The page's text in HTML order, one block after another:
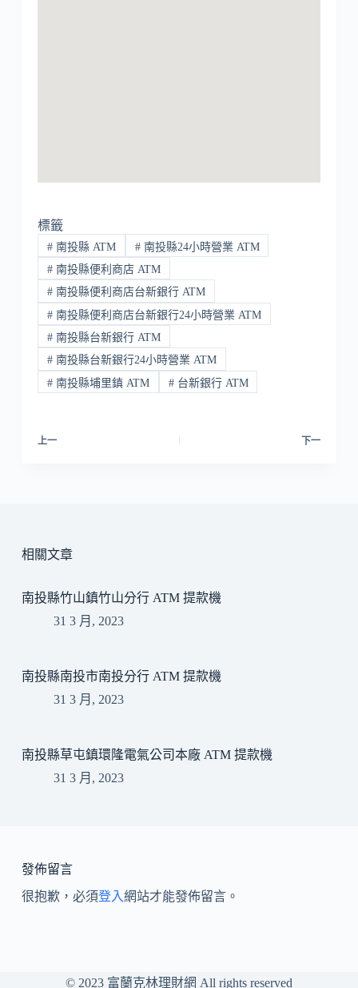
標籤
#南投縣 ATM #南投縣24小時營業 ATM
#南投縣便利商店 ATM
#南投縣便利商店台新銀行 ATM
#南投縣便利商店台新銀行24小時營業 ATM
#南投縣台新銀行 ATM
#南投縣台新銀行24小時營業 ATM
#南投縣埔里鎮 ATM #台新銀行 ATM
上一 下一
相關文章
南投縣竹山鎮竹山分行 ATM 提款機
31 3 月, 2023
南投縣南投市南投分行 ATM 提款機
31 3 月, 2023
南投縣草屯鎮環隆電氣公司本廠 ATM 提款機
31 3 月, 2023
發佈留言
很抱歉，必須登入網站才能發佈留言。
© 2023 富蘭克林理財網 All rights reserved